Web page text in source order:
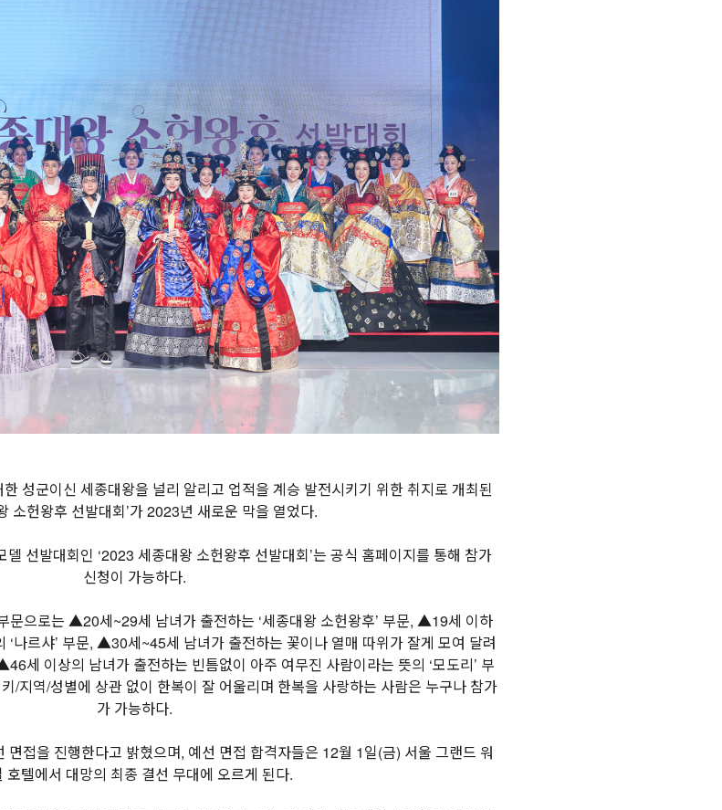
성군이신 세종대왕을 널리 알리고 업적을 계승 발전시키기 위한 취지로 개최된
소헌왕후 선발대회’가 2023년 새로운 막을 열었다.
선발대회인 ‘2023 세종대왕 소헌왕후 선발대회’는 공식 홈페이지를 통해 참가
신청이 가능하다.
문으로는 ▲20세~29세 남녀가 출전하는 ‘세종대왕 소헌왕후’ 부문, ▲19세 이하
‘나르샤’ 부문, ▲30세~45세 남녀가 출전하는 꽃이나 열매 따위가 잘게 모여 달려
세 이상의 남녀가 출전하는 빈틈없이 아주 여무진 사람이라는 뜻의 ‘모도리’ 부
/지역/성별에 상관 없이 한복이 잘 어울리며 한복을 사랑하는 사람은 누구나 참가
가 가능하다.
접을 진행한다고 밝혔으며, 예선 면접 합격자들은 12월 1일(금) 서울 그랜드 워
호텔에서 대망의 최종 결선 무대에 오르게 된다.